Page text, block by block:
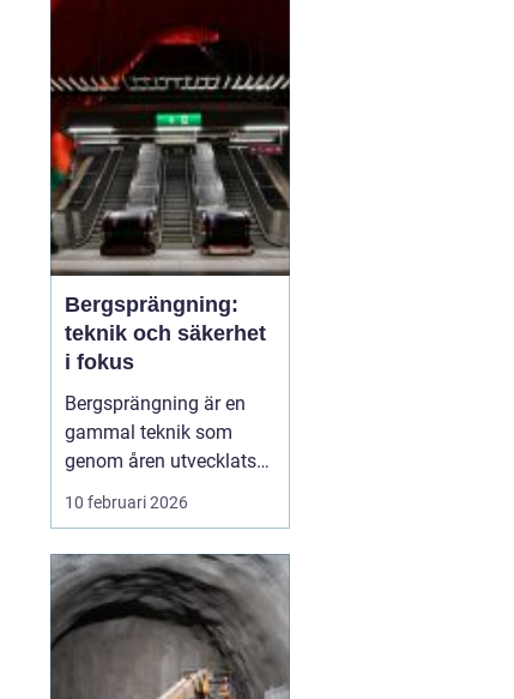
och buller och ger ett
tryggare skydd...
Bergsprängning:
teknik och säkerhet
i fokus
Bergsprängning är en
gammal teknik som
genom åren utvecklats
till en oumbärlig del av
Genom att noggrant
tillämpa explosioner kan
man forma landskap
och bereda plats för
byggnati...
10 februari 2026